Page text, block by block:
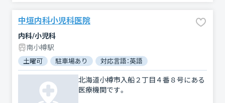
中垣内科小児科医院
内科/小児科
南小樽駅
土曜可 駐車場あり 対応言語：英語
北海道小樽市入船２丁目４番８号にある
医療機関です。